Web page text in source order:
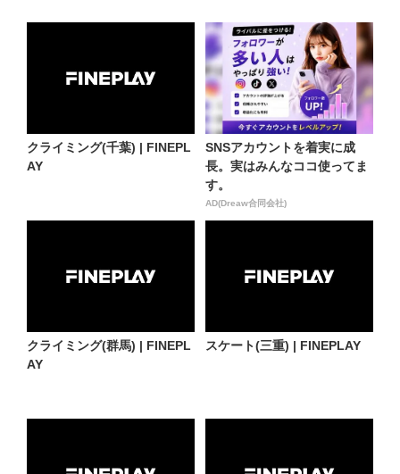
クライミング(千葉) | FINEPL
AY
SNSアカウントを着実に成
長。実はみんなココ使ってま
す。
AD(Dreaw合同会社)
クライミング(群馬) | FINEPL
AY
スケート(三重) | FINEPLAY